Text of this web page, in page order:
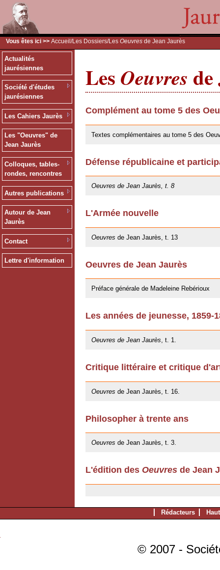
Vous êtes ici >> Accueil /Les Dossiers/Les Oeuvres de Jean Jaurès
Actualités
jaurésiennes
Société d'études
jaurésiennes
Les Cahiers Jaurès
Les "Oeuvres" de
Jean Jaurès
Colloques, tables-
rondes, rencontres
Autres publications
Autour de Jean
Jaurès
Contact
Lettre d'information
Les Oeuvres
Complément au tome 5 des
Textes complémentaires au tome 5 des
Défense républicaine et
Oeuvres de Jean Jaurès, t. 8
L'Armée nouvelle
Oeuvres de Jean Jaurès, t. 13
Oeuvres de Jean Jaurès
Préface générale de Madeleine Rebérioux
Les années de jeunesse, 1859-
Oeuvres de Jean Jaurès , t. 1.
Critique littéraire et critique
Oeuvres de Jean Jaurès, t. 16.
Philosopher à trente ans
Oeuvres de Jean Jaurès, t. 3.
L'édition des Oeuvres de Jean
Rédacteurs
© 2007 -